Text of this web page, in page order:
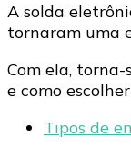
A solda
tornaram uma
Com ela,
e como
Tipos de